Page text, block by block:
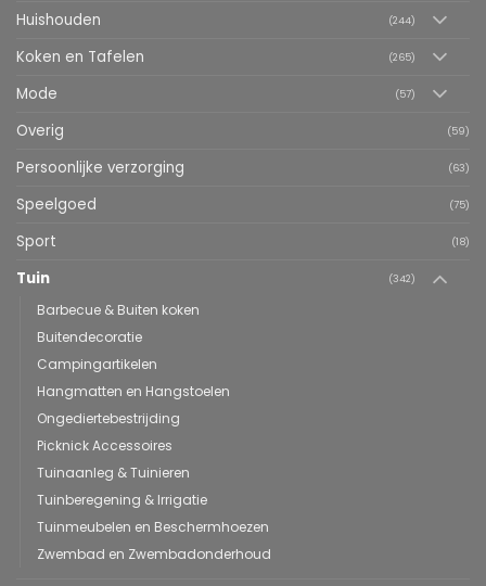
Huishouden (244)
Koken en Tafelen (265)
Mode (57)
Overig (59)
Persoonlijke verzorging (63)
Speelgoed (75)
Sport (18)
Tuin (342)
Barbecue & Buiten koken
Buitendecoratie
Campingartikelen
Hangmatten en Hangstoelen
Ongediertebestrijding
Picknick Accessoires
Tuinaanleg & Tuinieren
Tuinberegening & Irrigatie
Tuinmeubelen en Beschermhoezen
Zwembad en Zwembadonderhoud